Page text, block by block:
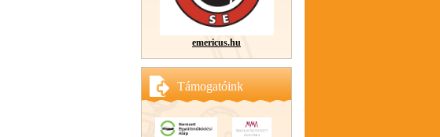
emericus.hu
Támogatóink